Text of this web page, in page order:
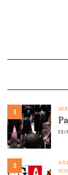
1
13/
2